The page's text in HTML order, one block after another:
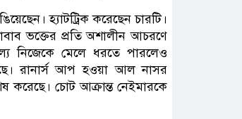
হ্যাটট্রিক করেছেন চারটি।
ভক্তের প্রতি অশালীন আচরণে
নিজেকে মেলে ধরতে পারলেও
রানার্স আপ হওয়া আল নাসর
করেছে। চোট আক্রান্ত নেইমারকে